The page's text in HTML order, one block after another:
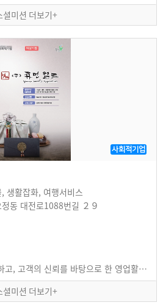
셜미션 더보기+
사회적기업
생활잡화, 여행서비스
동 대전로1088번길 ２９
ㅇ 인간존중을 핵심가치로 하고, 고객의 신뢰를 바탕으로 한 영업활동을 통하여 수익창출을 실현하며,…
셜미션 더보기+